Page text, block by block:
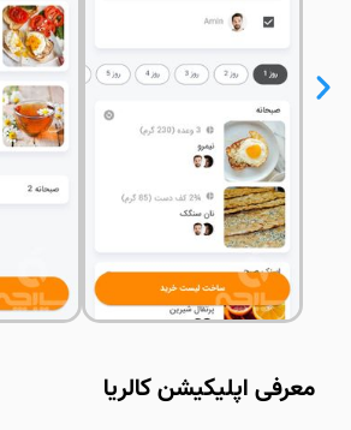
معرفی اپلیکیشن کالریا